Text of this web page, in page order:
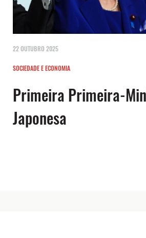
22 OUTUBRO 2025
SOCIEDADE E ECONOMIA
Primeira Primeira-
Japonesa